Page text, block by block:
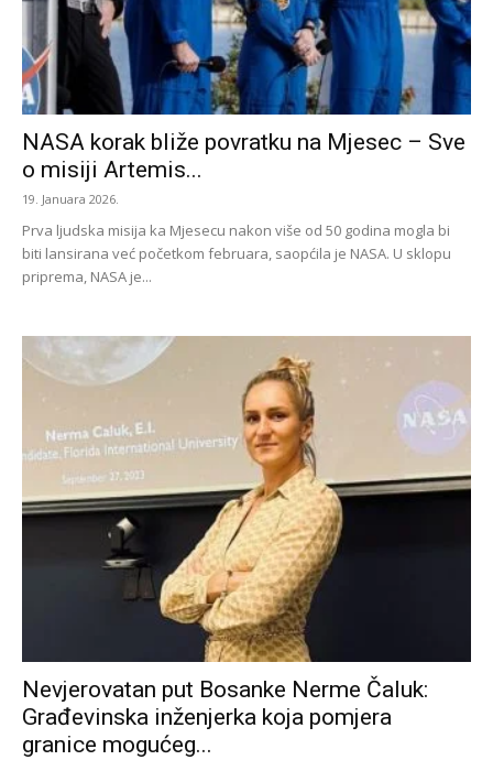
NASA korak bliže povratku na Mjesec – Sve
o misiji Artemis...
19. Januara 2026.
Prva ljudska misija ka Mjesecu nakon više od 50 godina mogla bi
biti lansirana već početkom februara, saopćila je NASA. U sklopu
priprema, NASA je...
Nevjerovatan put Bosanke Nerme Čaluk:
Građevinska inženjerka koja pomjera
granice mogućeg...